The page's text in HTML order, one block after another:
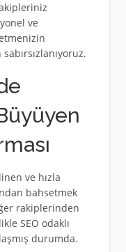
ve
ve hızla
bahsetmek
rakiplerinden
SEO odaklı
durumda.